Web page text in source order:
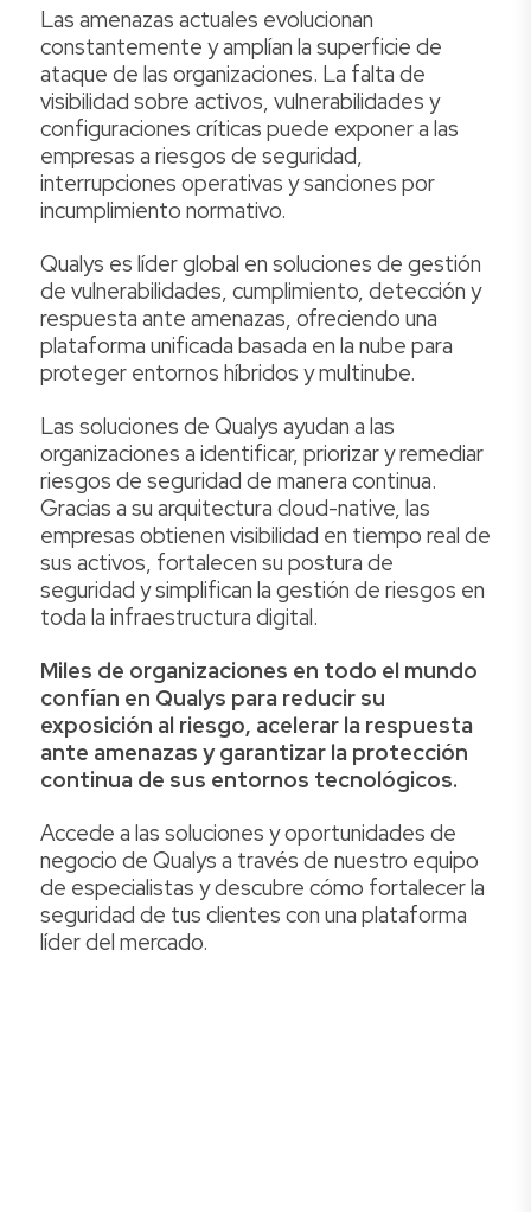
Las amenazas actuales evolucionan
constantemente y amplían la superficie de
ataque de las organizaciones. La falta de
visibilidad sobre activos, vulnerabilidades y
configuraciones críticas puede exponer a las
empresas a riesgos de seguridad,
interrupciones operativas y sanciones por
incumplimiento normativo.
Qualys es líder global en soluciones de gestión
de vulnerabilidades, cumplimiento, detección y
respuesta ante amenazas, ofreciendo una
plataforma unificada basada en la nube para
proteger entornos híbridos y multinube.
Las soluciones de Qualys ayudan a las
organizaciones a identificar, priorizar y remediar
riesgos de seguridad de manera continua.
Gracias a su arquitectura cloud-native, las
empresas obtienen visibilidad en tiempo real de
sus activos, fortalecen su postura de
seguridad y simplifican la gestión de riesgos en
toda la infraestructura digital.
Miles de organizaciones en todo el mundo
confían en Qualys para reducir su
exposición al riesgo, acelerar la respuesta
ante amenazas y garantizar la protección
continua de sus entornos tecnológicos.
Accede a las soluciones y oportunidades de
negocio de Qualys a través de nuestro equipo
de especialistas y descubre cómo fortalecer la
seguridad de tus clientes con una plataforma
líder del mercado.